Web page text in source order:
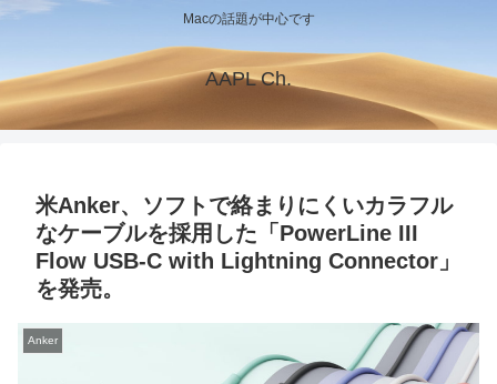
Macの話題が中心です
AAPL Ch.
米Anker、ソフトで絡まりにくいカラフル
なケーブルを採用した「PowerLine III
Flow USB-C with Lightning Connector」
を発売。
Anker